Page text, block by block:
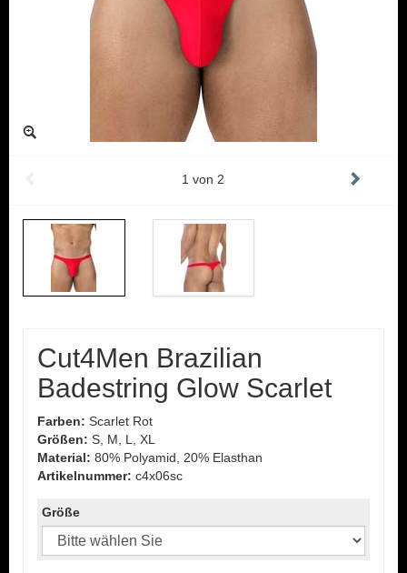
1 von 2
Cut4Men Brazilian
Badestring Glow Scarlet
Farben: Scarlet Rot
Größen: S, M, L, XL
Material: 80% Polyamid, 20% Elasthan
Artikelnummer: c4x06sc
Größe